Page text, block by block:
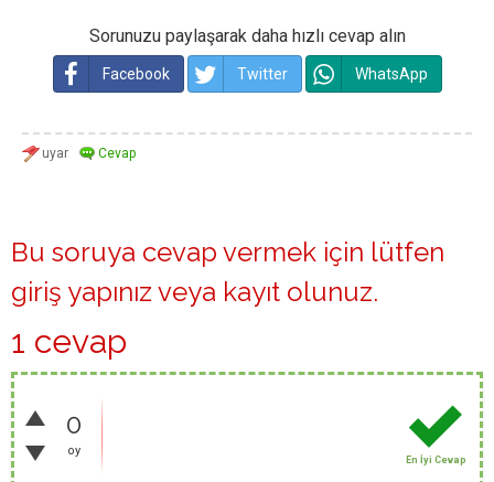
Sorunuzu paylaşarak daha hızlı cevap alın
Facebook Twitter WhatsApp
Bu soruya cevap vermek için lütfen
giriş yapınız veya kayıt olunuz.
1 cevap
0
oy
En İyi Cevap